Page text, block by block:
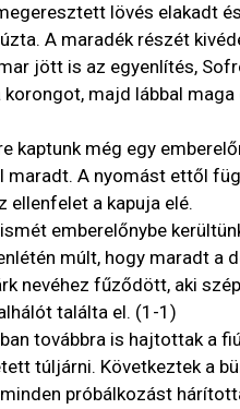
lövés elakadt
A maradék részét
jött is az egyenlítés,
majd lábbal
kaptunk még egy
maradt. A nyomást ettől
ellenfelet a kapuja elé.
emberelőnybe
múlt, hogy maradt a
nevéhez fűződött, aki
találta el. (1-1)
továbbra is hajtottak a
túljárni. Következtek a
próbálkozást